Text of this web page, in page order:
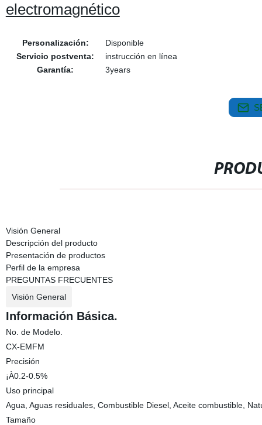
electromagnético
Personalización:
Disponible
Servicio postventa:
instrucción en línea
Garantía:
3years
Visión General
Descripción del producto
Presentación de productos
Perfil de la empresa
PREGUNTAS FRECUENTES
Visión General
Información Básica.
No. de Modelo.
CX-EMFM
Precisión
¡À0.2-0.5%
Uso principal
Agua, Aguas residuales, Combustible Diesel, Aceite combustible,
Tamaño